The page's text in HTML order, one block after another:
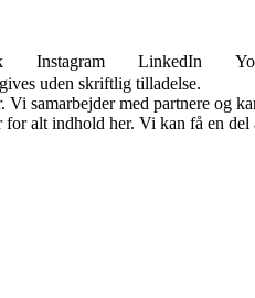
Instagram LinkedIn
uden skriftlig tilladelse.
samarbejder med partnere og
alt indhold her. Vi kan få en del